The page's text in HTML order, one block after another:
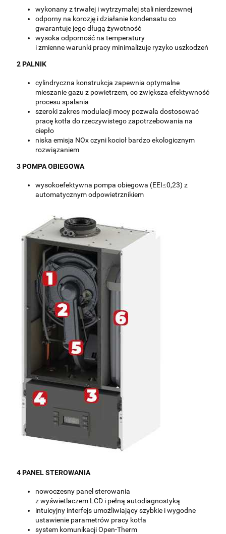
wykonany z trwałej i wytrzymałej stali nierdzewnej
odporny na korozję i działanie kondensatu co
gwarantuje jego długą żywotność
wysoka odporność na temperatury
i zmienne warunki pracy minimalizuje ryzyko uszkodzeń
2PALNIK
cylindryczna konstrukcja zapewnia optymalne
mieszanie gazu z powietrzem, co zwiększa efektywność
procesu spalania
szeroki zakres modulacji mocy pozwala dostosować
pracę kotła do rzeczywistego zapotrzebowania na
ciepło
niska emisja NOx czyni kocioł bardzo ekologicznym
rozwiązaniem
3POMPA OBIEGOWA
wysokoefektywna pompa obiegowa (EEI≤0,23) z
automatycznym odpowietrznikiem
4PANEL STEROWANIA
nowoczesny panel sterowania
z wyświetlaczem LCD i pełną autodiagnostyką
intuicyjny interfejs umożliwiający szybkie i wygodne
ustawienie parametrów pracy kotła
system komunikacji Open-Therm